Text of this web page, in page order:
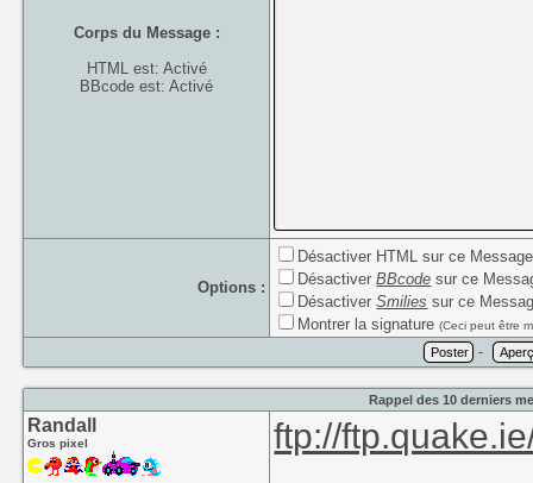
Corps du Message :
HTML est: Activé
BBcode est: Activé
Options :
Désactiver HTML sur ce Message
DésactiverBBcode sur ce
DésactiverSmilies sur ce
Montrer la signature(Ceci peut être
-
Rappel des 10 derniers
Randall
Gros pixel ftp://